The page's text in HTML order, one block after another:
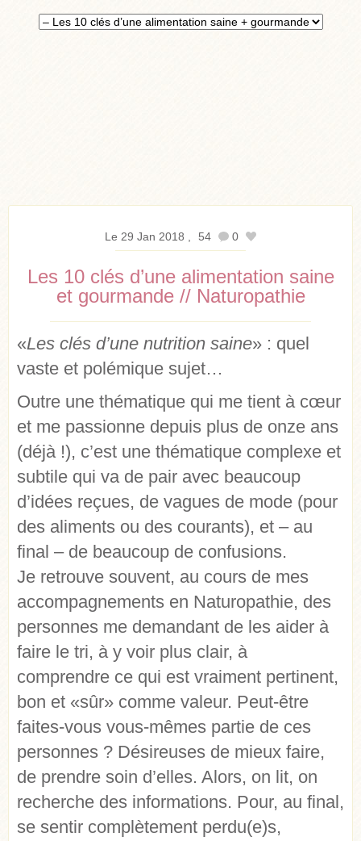
Le 29 Jan 2018 54 0
Les 10 clés d’une alimentation saine
et gourmande // Naturopathie
«Les clés d’une nutrition saine» : quel
vaste et polémique sujet…
Outre une thématique qui me tient à cœur
et me passionne depuis plus de onze ans
(déjà !), c’est une thématique complexe et
subtile qui va de pair avec beaucoup
d’idées reçues, de vagues de mode (pour
des aliments ou des courants), et – au
final – de beaucoup de confusions.
Je retrouve souvent, au cours de mes
accompagnements en Naturopathie, des
personnes me demandant de les aider à
faire le tri, à y voir plus clair, à
comprendre ce qui est vraiment pertinent,
bon et «sûr» comme valeur. Peut-être
faites-vous vous-mêmes partie de ces
personnes ? Désireuses de mieux faire,
de prendre soin d’elles. Alors, on lit, on
recherche des informations. Pour, au final,
se sentir complètement perdu(e)s,